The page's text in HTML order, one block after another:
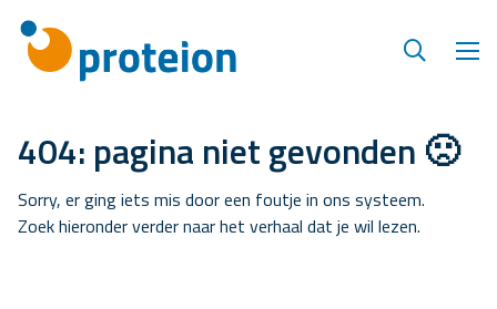
404: pagina niet gevonden 🙁
Sorry, er ging iets mis door een foutje in ons systeem.
Zoek hieronder verder naar het verhaal dat je wil lezen.